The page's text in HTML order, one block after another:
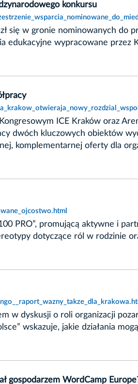
konkursu
się w gronie nominowanych
edukacyjne wypracowane przez
ICE Kraków oraz
dwóch kluczowych obiektów
komplementarnej oferty dla
PRO”, promującą aktywne i
dotyczące ról w rodzinie
w dyskusji o roli organizacji
wskazuje, jakie działania
gospodarzem WordCamp